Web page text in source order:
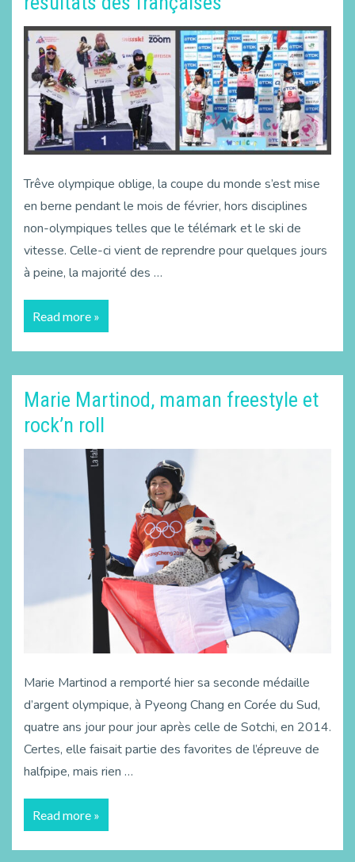
Trêve olympique oblige, la coupe du monde s’est mise
en berne pendant le mois de février, hors disciplines
non-olympiques telles que le télémark et le ski de
vitesse. Celle-ci vient de reprendre pour quelques jours
à peine, la majorité des …
Read more »
Marie Martinod, maman freestyle et
rock’n roll
Marie Martinod a remporté hier sa seconde médaille
d’argent olympique, à Pyeong Chang en Corée du Sud,
quatre ans jour pour jour après celle de Sotchi, en 2014.
Certes, elle faisait partie des favorites de l’épreuve de
halfpipe, mais rien …
Read more »